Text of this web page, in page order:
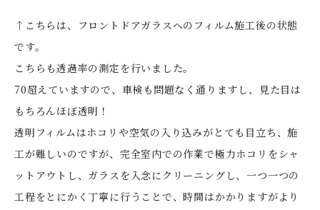
↑こちらは、フロントドアガラスへのフィルム施工後の状態
です。
こちらも透過率の測定を行いました。
70超えていますので、車検も問題なく通りますし、見た目は
もちろんほぼ透明！
透明フィルムはホコリや空気の入り込みがとても目立ち、施
工が難しいのですが、完全室内での作業で極力ホコリをシャ
ットアウトし、ガラスを入念にクリーニングし、一つ一つの
工程をとにかく丁寧に行うことで、時間はかかりますがより